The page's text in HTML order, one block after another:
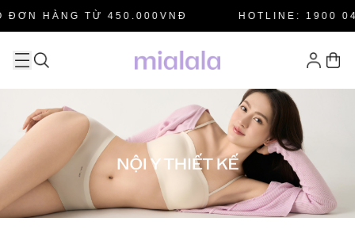
ĐƠN HÀNG TỪ 450.000VNĐ HOTLINE: 1900